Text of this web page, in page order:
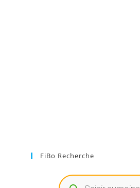
FiBo Recherche